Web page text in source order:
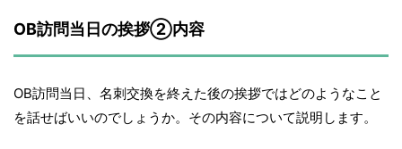
OB訪問当日の挨拶②内容
OB訪問当日、名刺交換を終えた後の挨拶ではどのようなこと
を話せばいいのでしょうか。その内容について説明します。